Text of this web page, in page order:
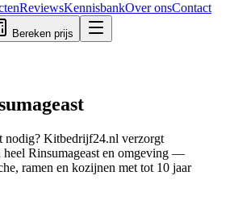
ReviewsKennisbankOver onsContact
Bereken prijs
nodig? Kitbedrijf24.nl verzorgt
Rinsumageast en omgeving —
ramen en kozijnen met tot 10 jaar